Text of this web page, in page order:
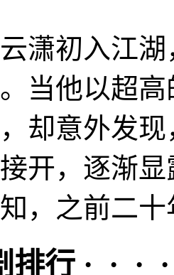
潇初入江
当他以超
却意外发
开，逐渐
，之前二
排行 · · ·